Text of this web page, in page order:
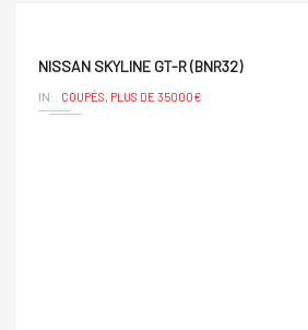
NISSAN SKYLINE GT-R (BNR32)
IN:: COUPÉS, PLUS DE 35000€